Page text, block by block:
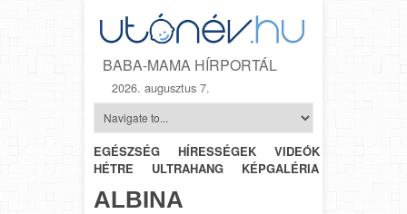
BABA-MAMA HÍRPORTÁL
2026. augusztus 7.
EGÉSZSÉG HÍRESSÉGEK VIDEÓK
HÉTRŐL-
HÉTRE
ULTRAHANG KÉPGALÉRIA
ALBINA